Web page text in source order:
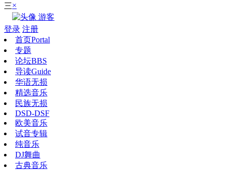
三×
游客
登录 注册
首页Portal
专题
论坛BBS
导读Guide
华语无损
精选音乐
民族无损
DSD-DSF
欧美音乐
试音专辑
纯音乐
DJ舞曲
古典音乐